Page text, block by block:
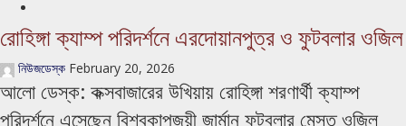
রোহিঙ্গা ক্যাম্প পরিদর্শনে এরদোয়ানপুত্র ও ফুটবলার ওজিল
নিউজডেস্ক February 20, 2026
আলো ডেস্ক: কক্সবাজারের উখিয়ায় রোহিঙ্গা শরণার্থী ক্যাম্প
পরিদর্শনে এসেছেন বিশ্বকাপজয়ী জার্মান ফুটবলার মেসুত ওজিল